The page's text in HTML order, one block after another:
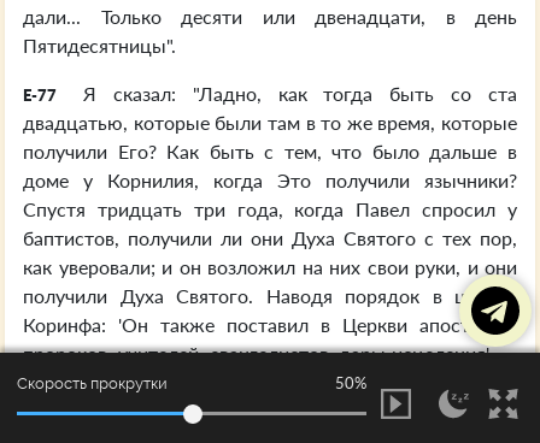
дали... Только десяти или двенадцати, в день
Пятидесятницы".
E-77
Я сказал: "Ладно, как тогда быть со ста
двадцатью, которые были там в то же время, которые
получили Его? Как быть с тем, что было дальше в
доме у Корнилия, когда Это получили язычники?
Спустя тридцать три года, когда Павел спросил у
баптистов, получили ли они Духа Святого с тех пор,
как уверовали; и он возложил на них свои руки, и они
получили Духа Святого. Наводя порядок в церкви
Коринфа: 'Он также поставил в Церкви апостолов,
пророков, учителей, евангелистов, дары исцеления', —
и все те чудесные дары, спустя годы и годы после
Пятидесятницы".
Скорость прокрутки 50%